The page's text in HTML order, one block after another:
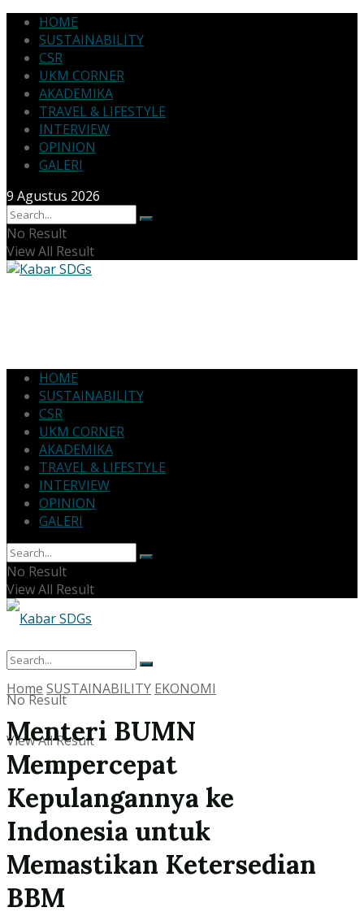
HOME
SUSTAINABILITY
CSR
UKM CORNER
AKADEMIKA
TRAVEL & LIFESTYLE
INTERVIEW
OPINION
GALERI
9 Agustus 2026
No Result
View All Result
HOME
SUSTAINABILITY
CSR
UKM CORNER
AKADEMIKA
TRAVEL & LIFESTYLE
INTERVIEW
OPINION
GALERI
No Result
View All Result
No Result
View All Result
Home SUSTAINABILITY EKONOMI
Menteri BUMN
Mempercepat
Kepulangannya ke
Indonesia untuk
Memastikan Ketersedian
BBM